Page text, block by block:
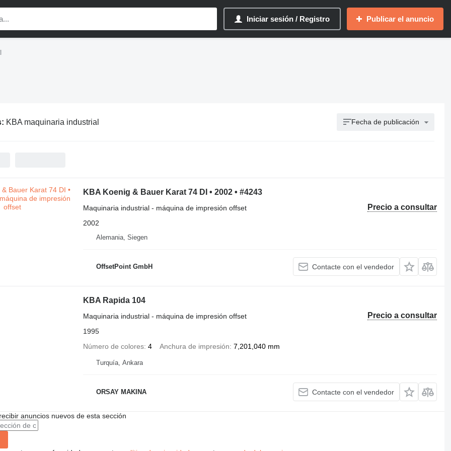
Iniciar sesión / Registro Publicar el anuncio
KBA maquinaria industrial Fecha de publicación
KBA Koenig & Bauer Karat 74 DI • 2002 • #4243
Precio a consultar
Maquinaria industrial - máquina de impresión offset
2002
Alemania, Siegen
OffsetPoint GmbH Contacte con el vendedor
KBA Rapida 104
Precio a consultar
Maquinaria industrial - máquina de impresión offset
1995
Número de colores 4 Anchura de impresión 7,201,040 mm
Turquía, Ankara
ORSAY MAKINA Contacte con el vendedor
anuncios nuevos de esta sección